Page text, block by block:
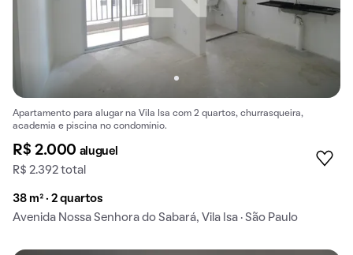
Apartamento para alugar na Vila Isa com 2 quartos, churrasqueira,
academia e piscina no condomínio.
R$ 2.000 aluguel
R$ 2.392 total
38 m² · 2 quartos
Avenida Nossa Senhora do Sabará, Vila Isa · São Paulo